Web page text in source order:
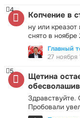
Копчение в
ну или
снято в ноябре
4
Главный
27 ноября
Щетина
Здравствуйте.
Пробовали
5